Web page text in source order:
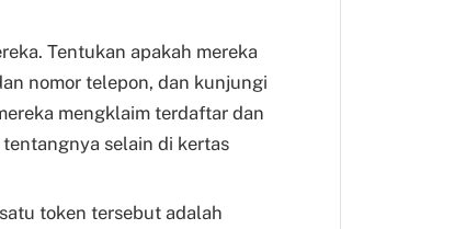
Tentukan apakah mereka
nomor telepon, dan kunjungi
mengklaim terdaftar dan
selain di kertas
token tersebut adalah